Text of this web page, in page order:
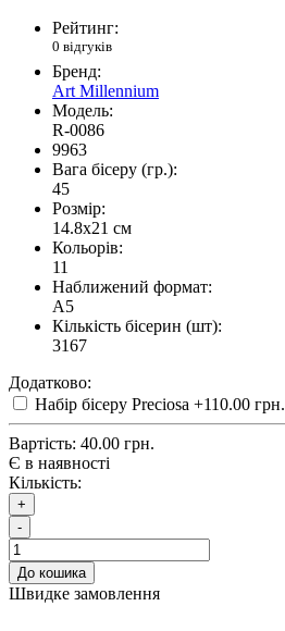
Рейтинг:
0 відгуків
Бренд:
Art Millennium
Модель:
R-0086
9963
Вага бісеру (гр.):
45
Розмір:
14.8x21 см
Кольорів:
11
Наближений формат:
A5
Кількість бісерин (шт):
3167
Додатково:
Набір бісеру Preciosa +110.00 грн.
Вартість: 40.00 грн.
Є в наявності
Кількість:
+
-
До кошика
Швидке замовлення